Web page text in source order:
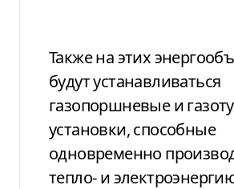
Также на этих
будут устанавливаться
газопоршневые и
установки, способные
одновременно
тепло- и